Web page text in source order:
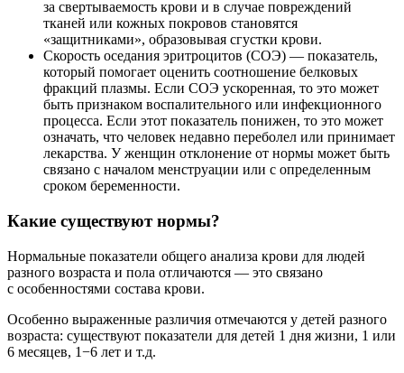
за свертываемость крови и в случае повреждений
тканей или кожных покровов становятся
«защитниками», образовывая сгустки крови.
Скорость оседания эритроцитов (СОЭ) — показатель,
который помогает оценить соотношение белковых
фракций плазмы. Если СОЭ ускоренная, то это может
быть признаком воспалительного или инфекционного
процесса. Если этот показатель понижен, то это может
означать, что человек недавно переболел или принимает
лекарства. У женщин отклонение от нормы может быть
связано с началом менструации или с определенным
сроком беременности.
Какие существуют нормы?
Нормальные показатели общего анализа крови для людей
разного возраста и пола отличаются — это связано
с особенностями состава крови.
Особенно выраженные различия отмечаются у детей разного
возраста: существуют показатели для детей 1 дня жизни, 1 или
6 месяцев, 1−6 лет и т.д.